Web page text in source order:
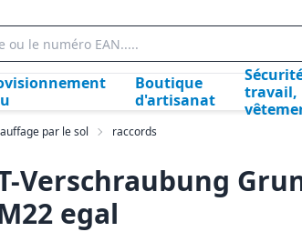
Boutique
d'artisanat
travail,
par le sol raccords
Verschraubung
egal